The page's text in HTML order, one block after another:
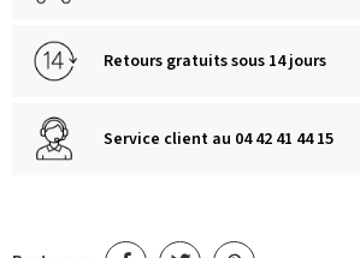
Retours gratuits sous 14 jours
Service client au 04 42 41 44 15